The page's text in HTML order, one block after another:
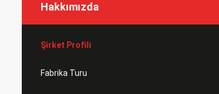
Hakkımızda
Şirket Profili
Fabrika Turu